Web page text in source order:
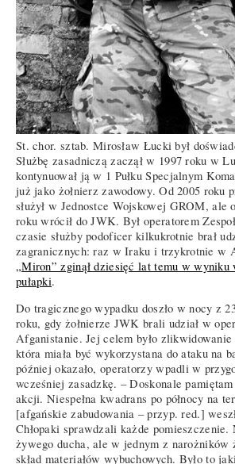
St. chor. sztab. Mirosław Łucki był
Służbę zasadniczą zaczął w 1997 roku w
kontynuował ją w 1 Pułku Specjalnym
już jako żołnierz zawodowy. Od 2005 roku
służył w Jednostce Wojskowej GROM, ale
roku wrócił do JWK. Był operatorem
czasie służby podoficer kilkukrotnie brał
zagranicznych: raz w Iraku i trzykrotnie w
„Miron” zginął dziesięć lat temu w wyniku
pułapki.
Do tragicznego wypadku doszło w nocy z
roku, gdy żołnierze JWK brali udział w
Afganistanie. Jej celem było zlikwidowanie
która miała być wykorzystana do ataku na
później okazało, operatorzy wpadli w
wcześniej zasadzkę. – Doskonale
akcji. Niespełna kwadrans po północy na
[afgańskie zabudowania – przyp. red.]
Chłopaki sprawdzali każde pomieszczenie.
żywego ducha, ale w jednym z narożników
skład materiałów wybuchowych. Było to